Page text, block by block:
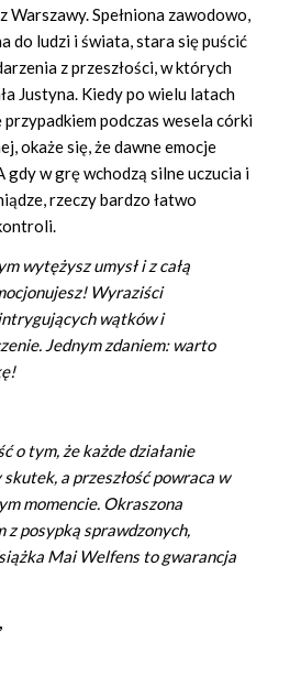
Warszawy. Spełniona zawodowo,
do ludzi i świata, stara się puścić
z przeszłości, w których
Justyna. Kiedy po wielu latach
podczas wesela córki
okaże się, że dawne emocje
gdy w grę wchodzą silne uczucia i
rzeczy bardzo łatwo
wytężysz umysł i z całą
Wyraziści
wątków i
Jednym zdaniem: warto
o tym, że każde działanie
a przeszłość powraca w
momencie. Okraszona
posypką sprawdzonych,
Mai Welfens to gwarancja